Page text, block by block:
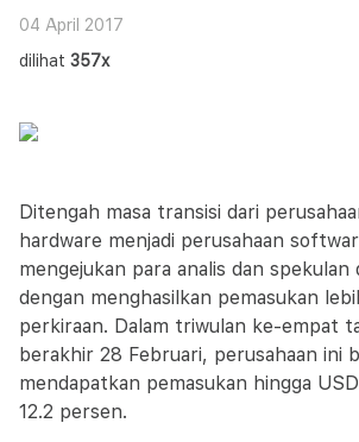
04 April 2017
dilihat 357x
Ditengah masa transisi dari
hardware menjadi perusahaan
mengejukan para analis dan spekulan
dengan menghasilkan pemasukan
perkiraan. Dalam triwulan ke-empat
berakhir 28 Februari, perusahaan ini
mendapatkan pemasukan hingga
12.2 persen.